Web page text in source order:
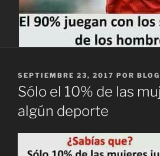
PUBLICADO
EL
SEPTIEMBRE 23, 2017 POR BLOG
Sólo el 10% de las
algún deporte